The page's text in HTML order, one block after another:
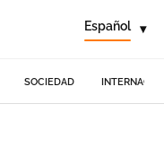
Español ▾
SOCIEDAD